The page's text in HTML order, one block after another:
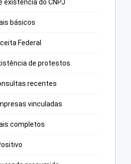
existência do CNPJ
básicos
Federal
de protestos
recentes
vinculadas
completos